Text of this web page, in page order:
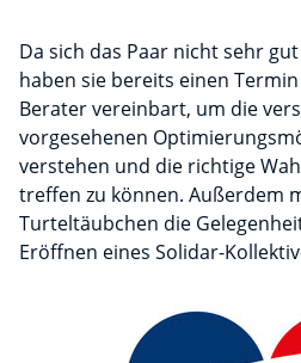
Da sich das Paar nicht sehr
haben sie bereits einen
Berater vereinbart, um die
vorgesehenen
verstehen und die richtige
treffen zu können. Außerdem
Turteltäubchen die
Eröffnen eines Solidar-